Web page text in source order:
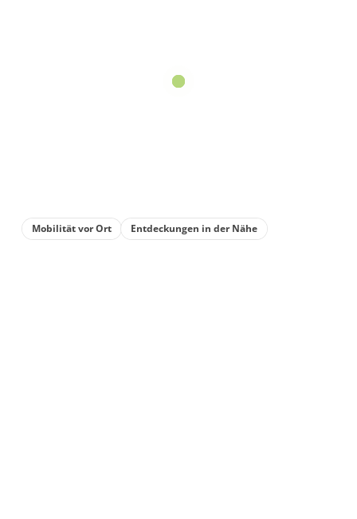
Mobilität vor Ort Entdeckungen in der Nähe